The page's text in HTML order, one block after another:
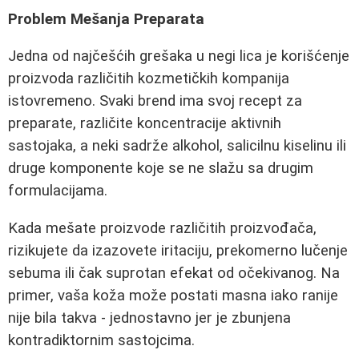
Problem Mešanja Preparata
Jedna od najčešćih grešaka u negi lica je korišćenje
proizvoda različitih kozmetičkih kompanija
istovremeno. Svaki brend ima svoj recept za
preparate, različite koncentracije aktivnih
sastojaka, a neki sadrže alkohol, salicilnu kiselinu ili
druge komponente koje se ne slažu sa drugim
formulacijama.
Kada mešate proizvode različitih proizvođača,
rizikujete da izazovete iritaciju, prekomerno lučenje
sebuma ili čak suprotan efekat od očekivanog. Na
primer, vaša koža može postati masna iako ranije
nije bila takva - jednostavno jer je zbunjena
kontradiktornim sastojcima.